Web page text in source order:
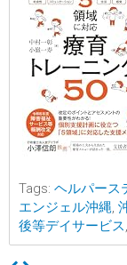
Tags: ヘルパース
エンジェル沖縄,
後等デイサービス,